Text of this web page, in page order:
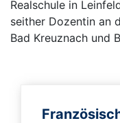
Realschule in
seither Dozentin an
Bad Kreuznach und